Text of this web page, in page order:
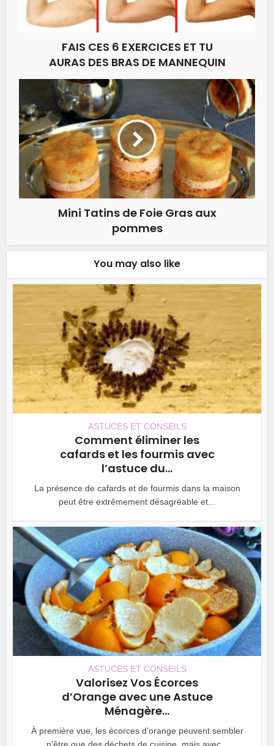
FAIS CES 6 EXERCICES ET TU
AURAS DES BRAS DE MANNEQUIN
Mini Tatins de Foie Gras aux
pommes
You may also like
ASTUCES ET CONSEILS
Comment éliminer les
cafards et les fourmis avec
l’astuce du...
La présence de cafards et de fourmis dans la maison
peut être extrêmement désagréable et...
ASTUCES ET CONSEILS
Valorisez Vos Écorces
d’Orange avec une Astuce
Ménagère...
À première vue, les écorces d’orange peuvent sembler